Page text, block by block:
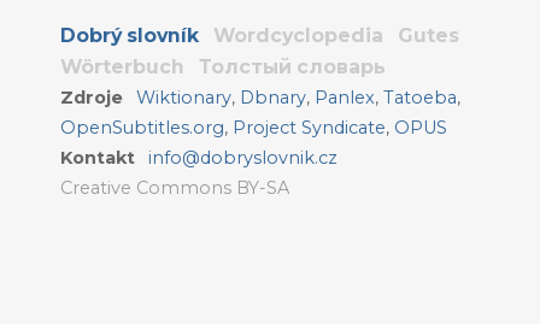
Dobrý slovník Wordcyclopedia
Gutes
Wörterbuch
Толстый словарь
Zdroje Wiktionary, Dbnary, Panlex,Tatoeba,
OpenSubtitles.org, Project Syndicate, OPUS
Kontakt
info@dobryslovnik.cz
Creative Commons BY-SA